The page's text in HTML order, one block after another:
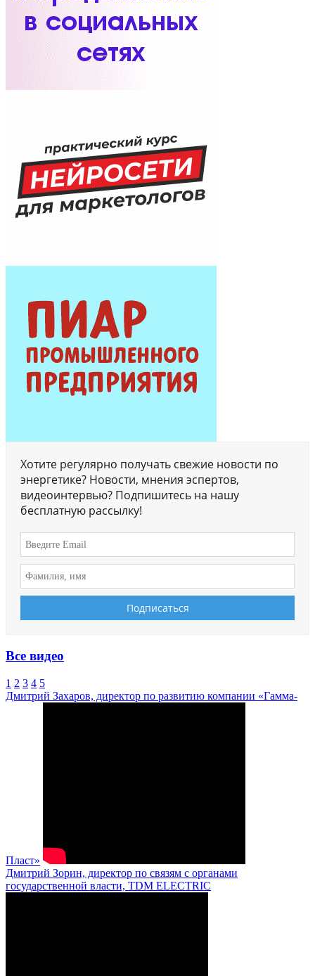
Хотите регулярно получать свежие новости по
энергетике? Новости, мнения эспертов,
видеоинтервью? Подпишитесь на нашу
бесплатную рассылку!
Все видео
1 2 3 4 5
Дмитрий Захаров, директор по развитию компании «Гамма-
Пласт»
Дмитрий Зорин, директор по связям с органами
государственной власти, TDM ELECTRIC